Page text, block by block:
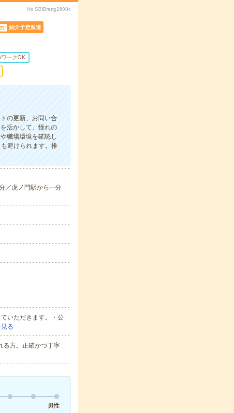
No.SBIBrattg2608c
紹介予定派遣
ワークOK
の更新、お問い合
活かして、憧れの
職場環境を確認し
避けられます。推
／虎ノ門駅から---分
いただきます。・公
る
る方。正確かつ丁寧
男性